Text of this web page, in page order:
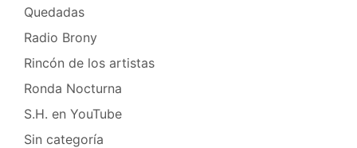
Quedadas
Radio Brony
Rincón de los artistas
Ronda Nocturna
S.H. en YouTube
Sin categoría